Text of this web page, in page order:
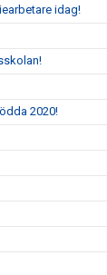
idag!
2020!